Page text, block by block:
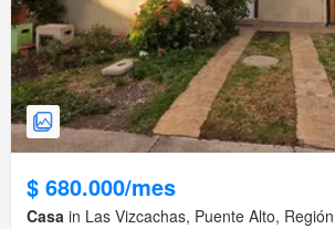
$ 680.000/mes
Casa in Las Vizcachas, Puente Alto,